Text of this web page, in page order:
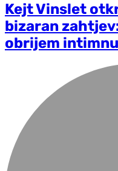
Kejt Vinslet
bizaran
obrijem